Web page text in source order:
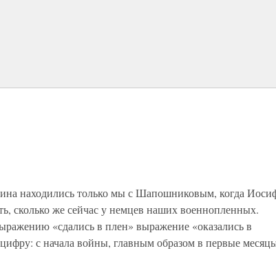
находились только мы с Шапошниковым, когда
сколько же сейчас у немцев наших военнопленных.
«сдались в плен» выражение «оказались в
с начала войны, главным образом в первые